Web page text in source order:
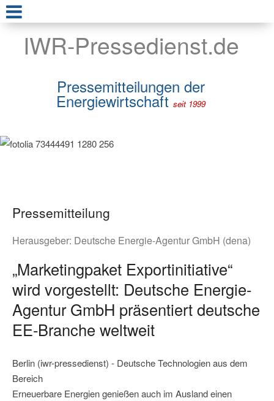
IWR-Pressedienst.de
Pressemitteilungen der
Energiewirtschaft seit 1999
Pressemitteilung
Herausgeber: Deutsche Energie-Agentur GmbH (dena)
„Marketingpaket Exportinitiative“
wird vorgestellt: Deutsche Energie-
Agentur GmbH präsentiert deutsche
EE-Branche weltweit
Berlin (iwr-pressedienst) - Deutsche Technologien aus dem
Bereich
Erneuerbare Energien genießen auch im Ausland einen